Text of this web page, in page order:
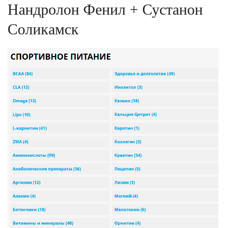
Нандролон Фенил + Сустанон
Соликамск